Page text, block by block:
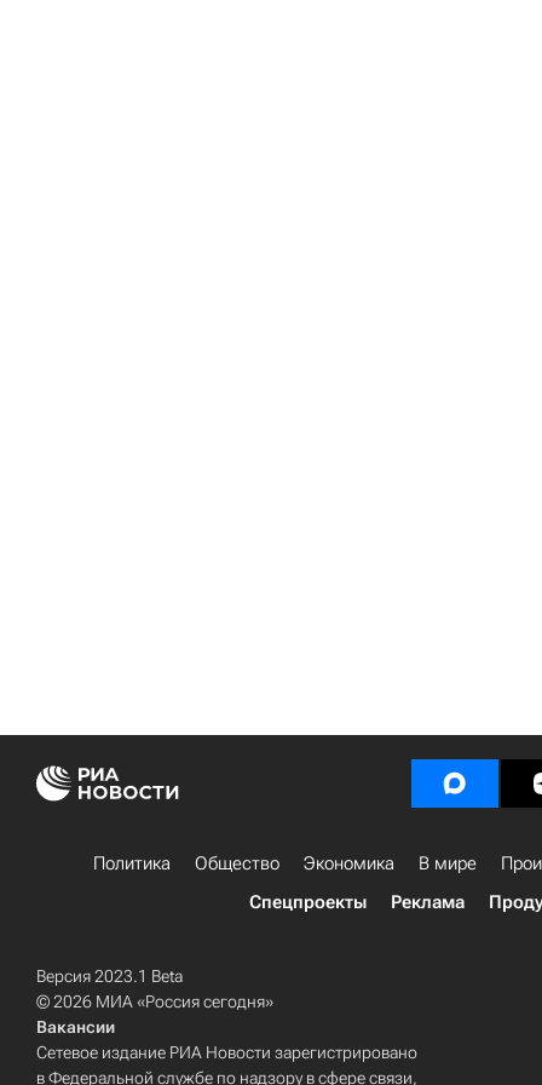
Политика Общество Экономика В мире
Спецпроекты
Реклама
Версия 2023.1 Beta
© 2026 МИА «Россия сегодня»
Вакансии
Сетевое издание РИА Новости зарегистрировано
в Федеральной службе по надзору в сфере связи,